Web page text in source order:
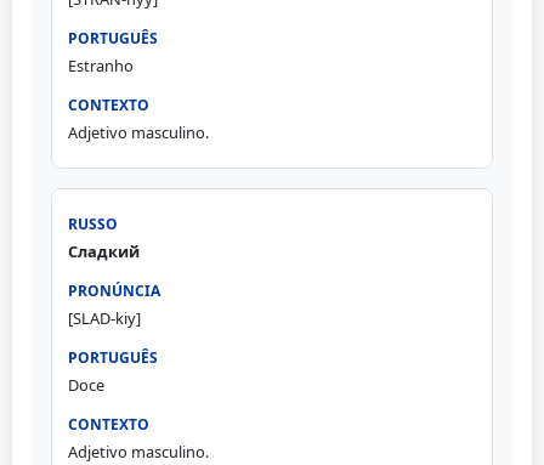
Estranho
Adjetivo masculino.
Сладкий
[SLAD-kiy]
Doce
Adjetivo masculino.